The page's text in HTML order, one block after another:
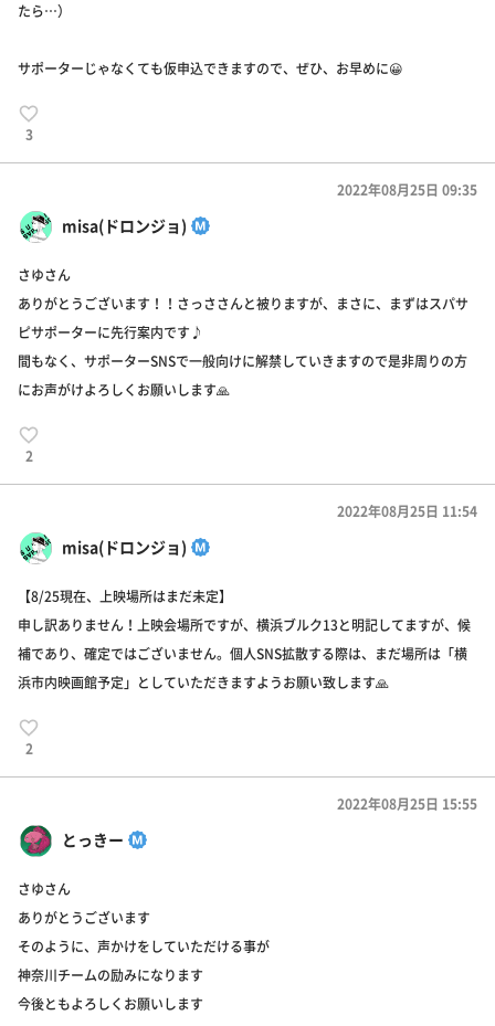
たら…）
サポーターじゃなくても仮申込できますので、ぜひ、お早めに😀
3
misa(ドロンジョ)
2022年08月25日 09:35
さゆさん
ありがとうございます！！さっささんと被りますが、まさに、まずはスパサ
ピサポーターに先行案内です♪
間もなく、サポーターSNSで一般向けに解禁していきますので是非周りの方
にお声がけよろしくお願いします🙏
2
misa(ドロンジョ)
2022年08月25日 11:54
【8/25現在、上映場所はまだ未定】
申し訳ありません！上映会場所ですが、横浜ブルク13と明記してますが、候
補であり、確定ではございません。個人SNS拡散する際は、まだ場所は「横
浜市内映画館予定」としていただきますようお願い致します🙏
2
とっきー
2022年08月25日 15:55
さゆさん
ありがとうございます
そのように、声かけをしていただける事が
神奈川チームの励みになります
今後ともよろしくお願いします